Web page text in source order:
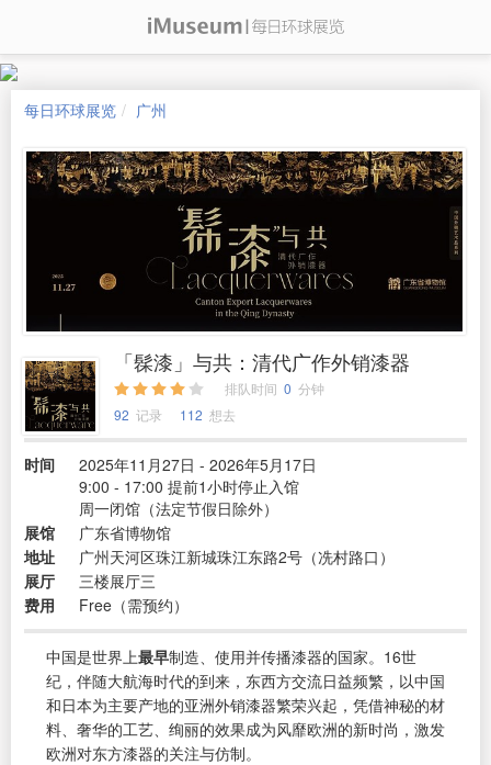
每日环球展览 广州
「髹漆」与共：清代广作外销漆器
排队时间 0 分钟
92 记录 112 想去
时间
2025年11月27日 - 2026年5月17日
9:00 - 17:00 提前1小时停止入馆
周一闭馆（法定节假日除外）
展馆
广东省博物馆
地址
广州天河区珠江新城珠江东路2号（冼村路口）
展厅
三楼展厅三
费用
Free（需预约）
中国是世界上最早制造、使用并传播漆器的国家。16世
纪，伴随大航海时代的到来，东西方交流日益频繁，以中国
和日本为主要产地的亚洲外销漆器繁荣兴起，凭借神秘的材
料、奢华的工艺、绚丽的效果成为风靡欧洲的新时尚，激发
欧洲对东方漆器的关注与仿制。